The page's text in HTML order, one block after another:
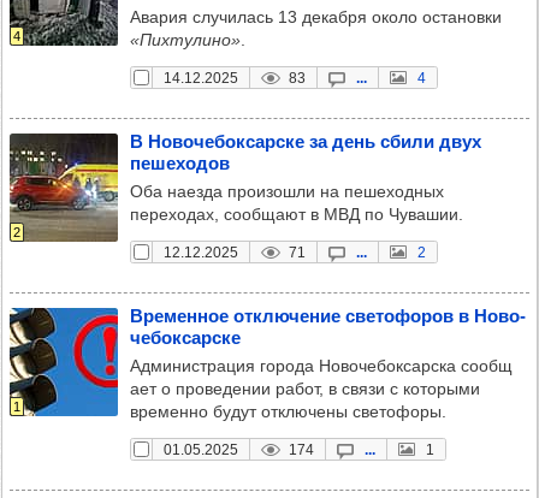
4
Авария случилась 13 декабря около остановки
«Пихтулино»
14.12.2025 83 ... 4
2
В Ново­че­бок­сар­ске за день сбили двух
пеше­хо­дов
Оба наезда произошли на пешеходных
переходах, сообщают в МВД по Чувашии.
12.12.2025 71 ... 2
1
Вре­мен­ное отклю­че­ние све­то­фо­ров в Ново­
че­бок­сар­ске
Администрация города Новочебоксарска сообщ​​
ает о проведении работ, в связи с которыми
временно будут отключены светофоры.
01.05.2025 174 ... 1